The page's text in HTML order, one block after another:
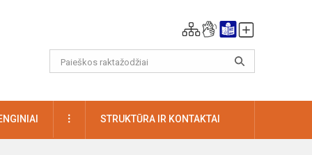
DAUGIAUSTRUKTŪRA IR KONTAKTAI